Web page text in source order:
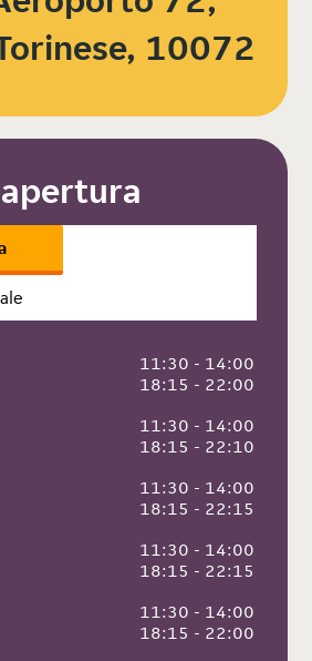
10072
11:30 - 14:00
18:15 - 22:00
11:30 - 14:00
18:15 - 22:10
11:30 - 14:00
18:15 - 22:15
11:30 - 14:00
18:15 - 22:15
11:30 - 14:00
18:15 - 22:00